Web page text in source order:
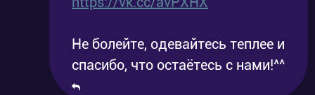
Не болейте, одевайтесь теплее и
спасибо, что остаётесь с нами!^^